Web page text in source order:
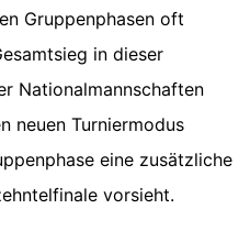
Gruppenphasen oft
in dieser
Nationalmannschaften
neuen Turniermodus
eine zusätzliche
vorsieht.